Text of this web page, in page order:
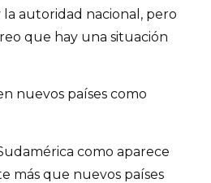
autoridad nacional, pero
que hay una situación
nuevos países como
como aparece
más que nuevos países